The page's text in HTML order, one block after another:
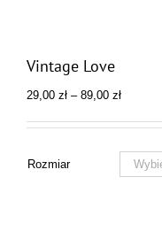
Vintage Love
29,00 zł – 89,00 złZakres
od
89,00 zł
Rozmiar